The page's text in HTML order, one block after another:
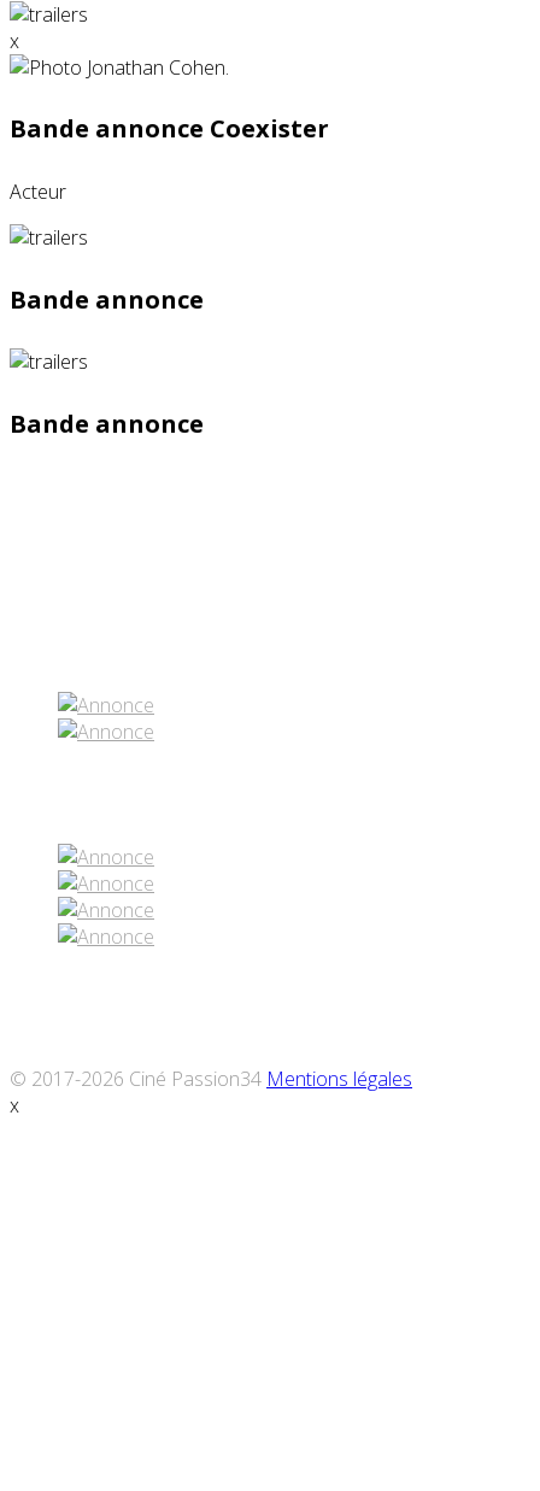
x
Bande annonce Coexister
Acteur
Bande annonce
Bande annonce
© 2017-2026 Ciné Passion34 Mentions légales
x